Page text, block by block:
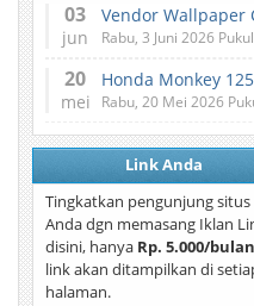
03
jun
Vendor Wallpaper
Rabu, 3 Juni 2026
20
mei
Honda Monkey
Rabu, 20 Mei 2026
Link Anda
Tingkatkan pengunjung situs
Anda dgn memasang Iklan
disini, hanya Rp. 5.000/bulan
link akan ditampilkan di
halaman.